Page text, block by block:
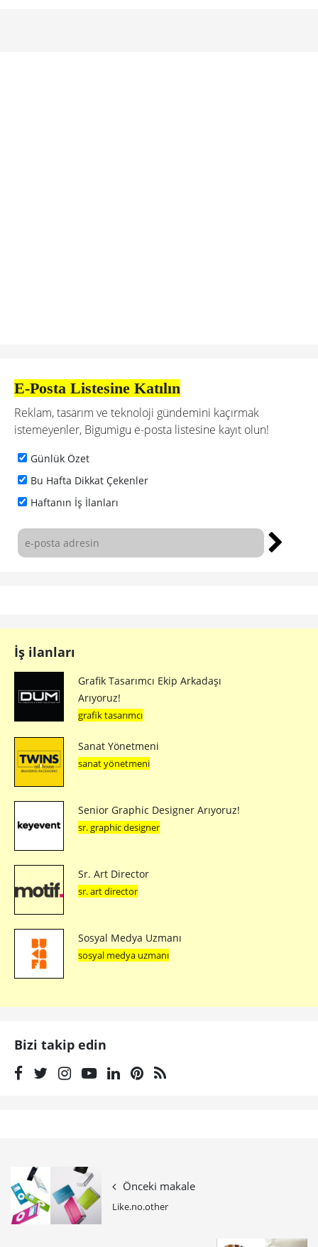
E-Posta Listesine Katılın
Reklam, tasarım ve teknoloji gündemini kaçırmak
istemeyenler, Bigumigu e-posta listesine kayıt olun!
Günlük Özet
Bu Hafta Dikkat Çekenler
Haftanın İş İlanları
İş ilanları
Grafik Tasarımcı Ekip Arkadaşı
Arıyoruz!
grafik tasarımcı
Sanat Yönetmeni
sanat yönetmeni
Senior Graphic Designer Arıyoruz!
sr. graphic designer
Sr. Art Director
sr. art director
Sosyal Medya Uzmanı
sosyal medya uzmanı
Bizi takip edin
Önceki makale
Like.no.other